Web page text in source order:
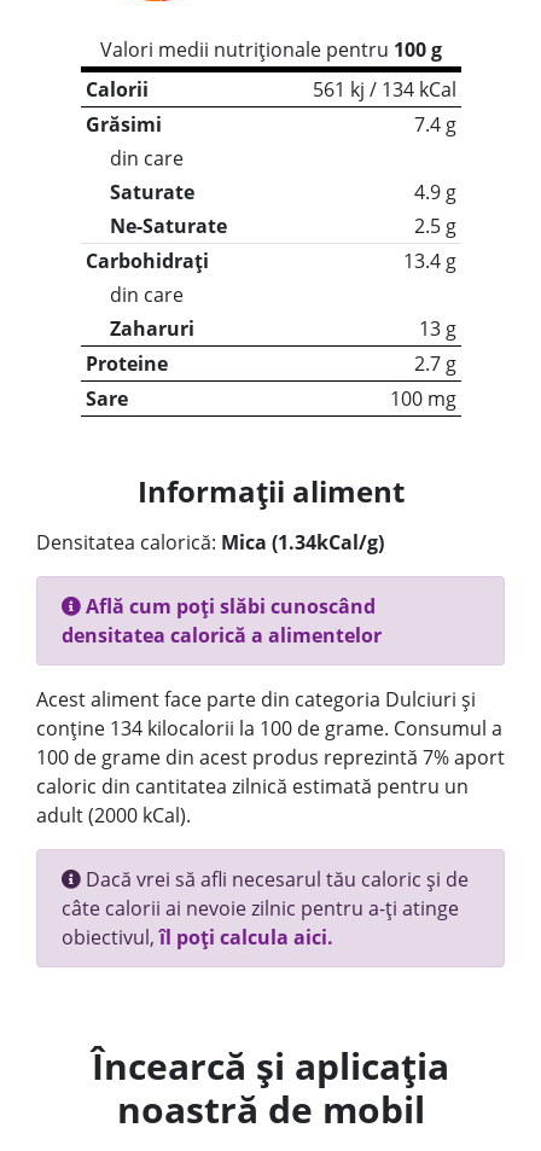
Valori medii nutriționale pentru 100 g
Calorii
561 kj / 134 kCal
Grăsimi
7.4 g
din care
Saturate
4.9 g
Ne-Saturate
2.5 g
Carbohidrați
13.4 g
din care
Zaharuri
13 g
Proteine
2.7 g
Sare
100 mg
Informații aliment
Densitatea calorică: Mica (1.34kCal/g)
Află cum poți slăbi cunoscând
densitatea calorică a alimentelor
Acest aliment face parte din categoria Dulciuri și
conține 134 kilocalorii la 100 de grame. Consumul a
100 de grame din acest produs reprezintă 7% aport
caloric din cantitatea zilnică estimată pentru un
adult (2000 kCal).
Dacă vrei să afli necesarul tău caloric și de
câte calorii ai nevoie zilnic pentru a-ți atinge
obiectivul,îl poți calcula aici.
Încearcă și aplicația
noastră de mobil